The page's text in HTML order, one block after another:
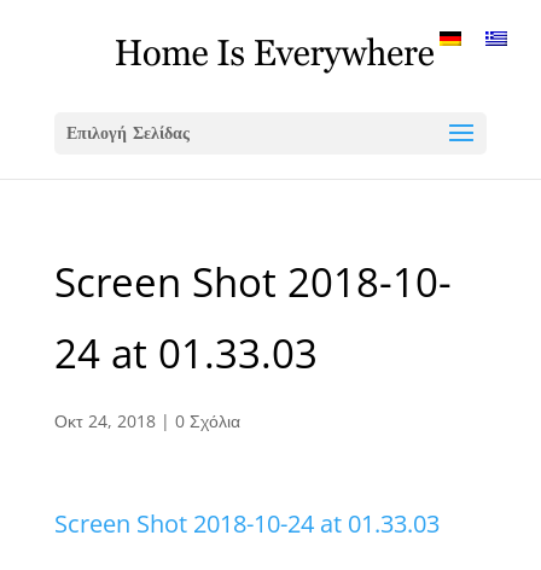
Επιλογή Σελίδας
Screen Shot 2018-10-
24 at 01.33.03
Οκτ 24, 2018| 0 Σχόλια
Screen Shot 2018-10-24 at 01.33.03